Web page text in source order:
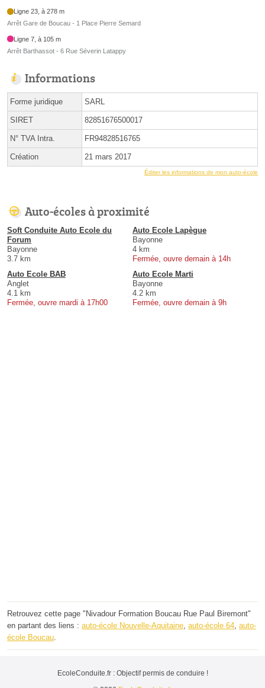
Ligne 23, à 278 m
Arrêt Gare de Boucau - 1 Place Pierre Semard
Ligne 7, à 105 m
Arrêt Barthassot - 6 Rue Séverin Latappy
Informations
Forme juridique SARL
SIRET 82851676500017
N° TVA Intra. FR94828516765
Création 21 mars 2017
Éditer les informations de mon auto-école
Auto-écoles à proximité
Soft Conduite Auto Ecole du
Forum
Bayonne
3.7 km
Auto Ecole Lapègue
Bayonne
4 km
Fermée, ouvre demain à 14h
Auto Ecole BAB
Anglet
4.1 km
Fermée, ouvre mardi à 17h00
Auto Ecole Marti
Bayonne
4.2 km
Fermée, ouvre demain à 9h
Retrouvez cette page "Nivadour Formation Boucau Rue Paul Biremont"
en partant des liens : auto-école Nouvelle-Aquitaine auto-école 64 auto-
école Boucau
EcoleConduite.fr : Objectif permis de conduire !